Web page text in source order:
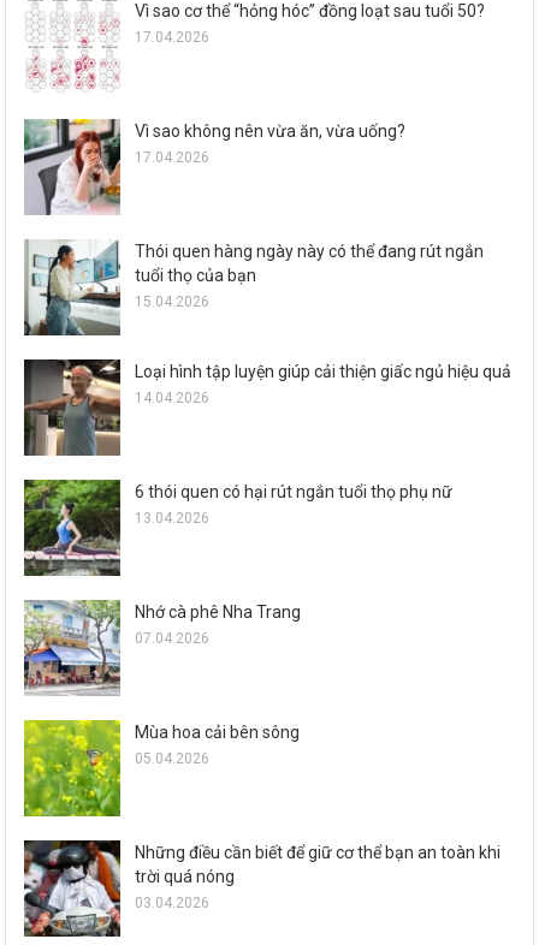
Vì sao cơ thể “hỏng hóc” đồng loạt sau tuổi 50?
17.04.2026
Vì sao không nên vừa ăn, vừa uống?
17.04.2026
Thói quen hàng ngày này có thể đang rút ngắn
tuổi thọ của bạn
15.04.2026
Loại hình tập luyện giúp cải thiện giấc ngủ hiệu quả
14.04.2026
6 thói quen có hại rút ngắn tuổi thọ phụ nữ
13.04.2026
Nhớ cà phê Nha Trang
07.04.2026
Mùa hoa cải bên sông
05.04.2026
Những điều cần biết để giữ cơ thể bạn an toàn khi
trời quá nóng
03.04.2026